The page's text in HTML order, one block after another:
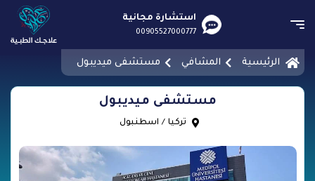
استشارة مجانية
00905527000777
الرئيسية المشافي مستشفى ميديبول
مستشفى ميديبول
تركيا / اسطنبول